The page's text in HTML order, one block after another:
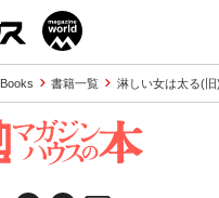
Books 書籍一覧 淋しい女は太る(旧)